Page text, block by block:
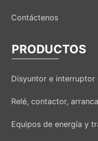
Contáctenos
PRODUCTOS
Disyuntor e
Relé, contactor,
Equipos de energía y